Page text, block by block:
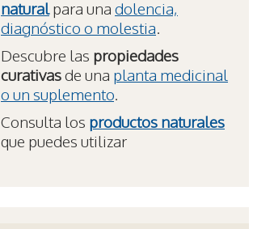
natural para una dolencia,
diagnóstico o molestia
Descubre las propiedades
curativasde una planta medicinal
o un suplemento
Consulta los productos naturales
que puedes utilizar